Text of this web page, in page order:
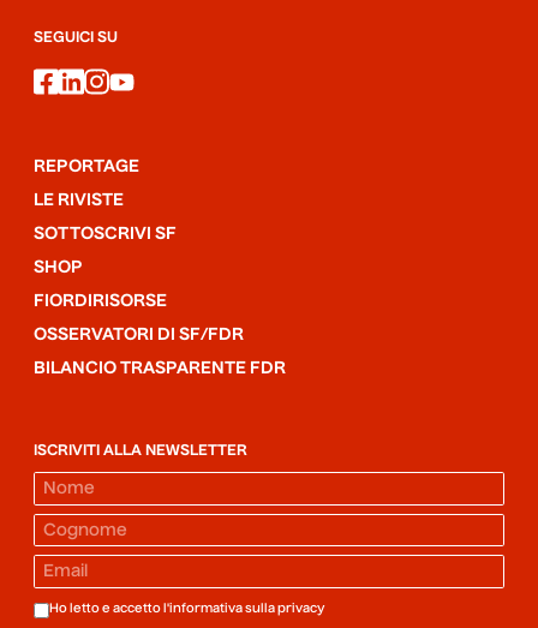
SEGUICI SU
facebook
linkedin
instagram
youtube
REPORTAGE
LE RIVISTE
SOTTOSCRIVI SF
SHOP
FIORDIRISORSE
OSSERVATORI DI SF/FDR
BILANCIO TRASPARENTE FDR
ISCRIVITI ALLA NEWSLETTER
Ho letto e accetto l'informativa sulla privacy